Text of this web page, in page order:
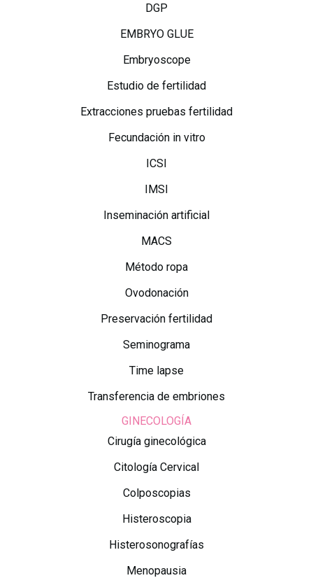
DGP
EMBRYO GLUE
Embryoscope
Estudio de fertilidad
Extracciones pruebas fertilidad
Fecundación in vitro
ICSI
IMSI
Inseminación artificial
MACS
Método ropa
Ovodonación
Preservación fertilidad
Seminograma
Time lapse
Transferencia de embriones
GINECOLOGÍA
Cirugía ginecológica
Citología Cervical
Colposcopias
Histeroscopia
Histerosonografías
Menopausia